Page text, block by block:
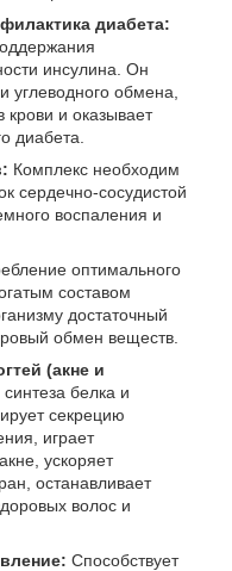
диабета:
инсулина. Он
углеводного обмена,
крови и оказывает
диабета.
Комплекс необходим
сердечно-сосудистой
воспаления и
оптимального
составом
достаточный
обмен веществ.
(акне и
белка и
секрецию
играет
ускоряет
останавливает
волос и
Способствует